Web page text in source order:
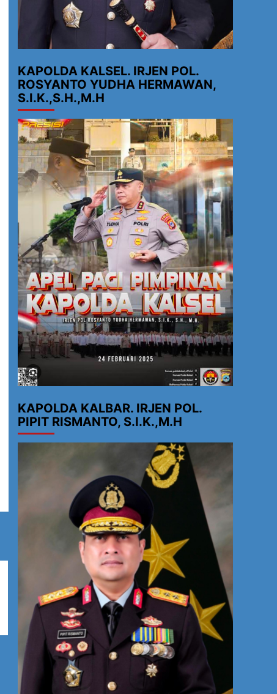
KAPOLDA KALSEL. IRJEN POL.
ROSYANTO YUDHA HERMAWAN,
S.I.K.,S.H.,M.H
KAPOLDA KALBAR. IRJEN POL.
PIPIT RISMANTO, S.I.K.,M.H